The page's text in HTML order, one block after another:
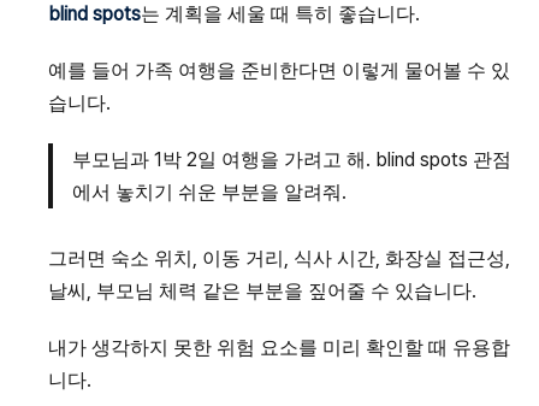
blind spots는 계획을 세울 때 특히 좋습니다.
예를 들어 가족 여행을 준비한다면 이렇게 물어볼 수 있
습니다.
부모님과 1박 2일 여행을 가려고 해. blind spots 관점
에서 놓치기 쉬운 부분을 알려줘.
그러면 숙소 위치, 이동 거리, 식사 시간, 화장실 접근성,
날씨, 부모님 체력 같은 부분을 짚어줄 수 있습니다.
내가 생각하지 못한 위험 요소를 미리 확인할 때 유용합
니다.